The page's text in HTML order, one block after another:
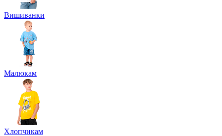
Вишиванки
Малюкам
Хлопчикам